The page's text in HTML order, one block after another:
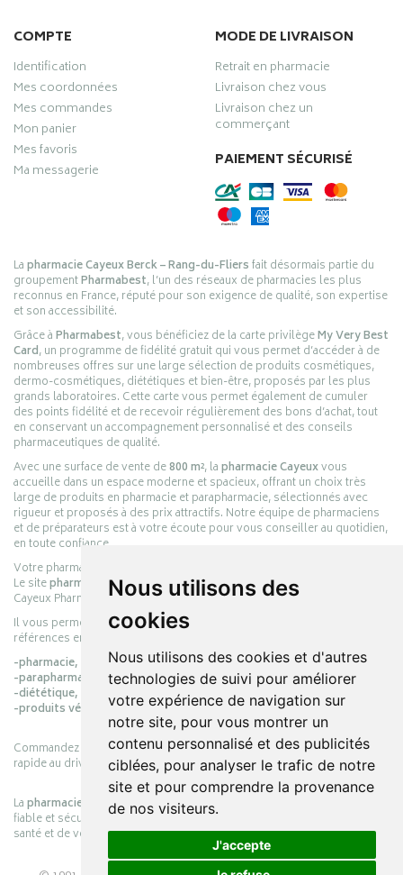
Nous utilisons des
cookies
Nous utilisons des cookies et d'autres
technologies de suivi pour améliorer
votre expérience de navigation sur
notre site, pour vous montrer un
contenu personnalisé et des publicités
ciblées, pour analyser le trafic de notre
site et pour comprendre la provenance
de nos visiteurs.
J'accepte
COMPTE
Identification
Mes coordonnées
Mes commandes
Mon panier
Mes favoris
Ma messagerie
MODE DE LIVRAISON
Retrait en pharmacie
Livraison chez vous
Livraison chez un
commerçant
PAIEMENT SÉCURISÉ
Lapharmacie Cayeux Berck – Rang-du-Fliersfait désormais partie du
groupementPharmabest, l’un des réseaux de pharmacies les plus
reconnus en France, réputé pour son exigence de qualité, son expertise
et son accessibilité.
Grâce àPharmabest, vous bénéficiez de la carte privilègeMy Very Best
Card, un programme de fidélité gratuit qui vous permet d’accéder à de
nombreuses offres sur une large sélection de produits cosmétiques,
dermo-cosmétiques, diététiques et bien-être, proposés par les plus
grands laboratoires. Cette carte vous permet également de cumuler
des points fidélité et de recevoir régulièrement des bons d’achat, tout
en conservant un accompagnement personnalisé et des conseils
pharmaceutiques de qualité.
Avec une surface de vente de800 m², lapharmacie Cayeuxvous
accueille dans un espace moderne et spacieux, offrant un choix très
large de produits en pharmacie et parapharmacie, sélectionnés avec
rigueur et proposés à des prix attractifs. Notre équipe de pharmaciens
et de préparateurs est à votre écoute pour vous conseiller au quotidien,
en toute confiance.
Votre pharmacie en ligne :
Le sitepharmacie-cayeux.frest le prolongement digital de la pharmacie
Cayeux Pharmabest Berck-sur-Mer – Rang-du-Fliers.
Il vous permet de réaliser vos achats en ligne parmi des milliers de
références en :
-pharmacie,
-parapharmacie,
-diététique,
-produits vétérinaires.
Commandez simplement vos produits en ligne et choisissez le retrait
rapide au drive ou la livraison à domicile, en toute simplicité.
Lapharmacie Cayeuxs’engage à vous offrir une expérience pratique,
fiable et sécurisée, en officine comme en ligne, au service de votre
santé et de votre bien-être.